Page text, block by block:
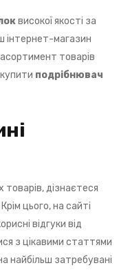
високої якості за
інтернет-магазин
товарів
подрібнювач
товарів, дізнаєтеся
цього, на сайті
відгуки від
з цікавими статтями
найбільш затребувані